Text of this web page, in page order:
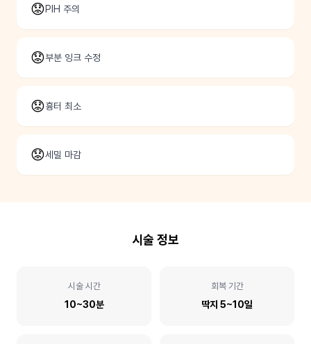
😟PIH 주의
😟부분 잉크 수정
😟흉터 최소
😟세밀 마감
시술 정보
시술 시간
10~30분
회복 기간
딱지 5~10일